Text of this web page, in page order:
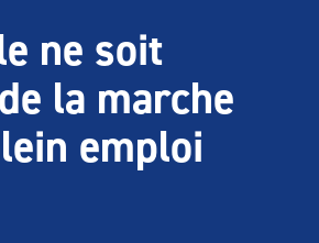
ne soit
la marche
emploi